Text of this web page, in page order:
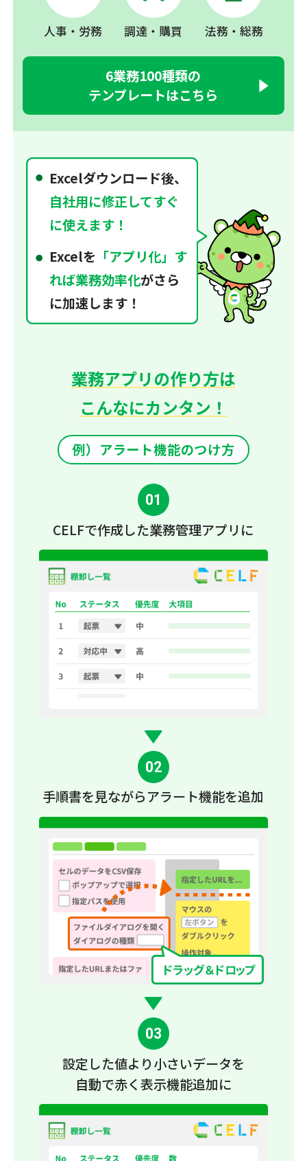
人事・労務 調達・購買 法務・総務
6業務100種類の
テンプレートはこちら
Excelダウンロード後、
自社用に修正してすぐ
に使えます！
Excelを 「アプリ化」す
れば業務効率化がさら
に加速します！
業務アプリの作り方は
こんなにカンタン！
例）アラート機能のつけ方
01
CELFで作成した業務管理アプリに
02
手順書を見ながらアラート機能を追加
03
設定した値より小さいデータを
自動で赤く表示機能追加に